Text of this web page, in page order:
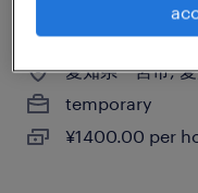
け・ピッキング
愛知県一宮市,
temporary
¥1400.00 per